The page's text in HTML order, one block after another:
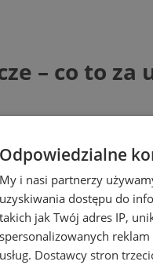
– co to za
Odpowiedzialne
My i nasi partnerzy
uzyskiwania dostępu do
takich jak Twój adres IP,
spersonalizowanych
usług. Dostawcy stron